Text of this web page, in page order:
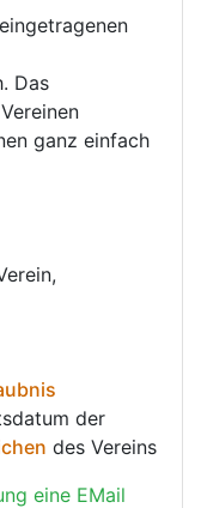
Das
ganz einfach
der
des Vereins
eine EMail